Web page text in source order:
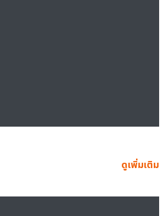
ดูเพิ่มเติม